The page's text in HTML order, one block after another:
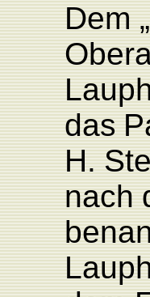
Dem„
L
das P
H.
nach
L